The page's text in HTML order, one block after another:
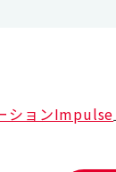
ションImpulse